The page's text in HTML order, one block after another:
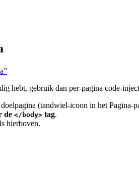
hebt, gebruik dan per-pagina code-
(tandwiel-icoon in het Pagina-
de </body> tag.
hierboven.